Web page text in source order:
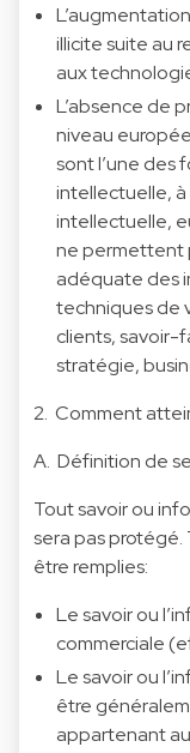
illicite suite au
aux
L’absence de
niveau
sont l’une des
intellectuelle,
intellectuelle,
ne permettent
adéquate des
techniques de
clients, savoir-
stratégie,
2. Comment
A. Définition de
Tout savoir ou
sera pas
être remplies:
Le savoir ou
commerciale
Le savoir ou
être
appartenant